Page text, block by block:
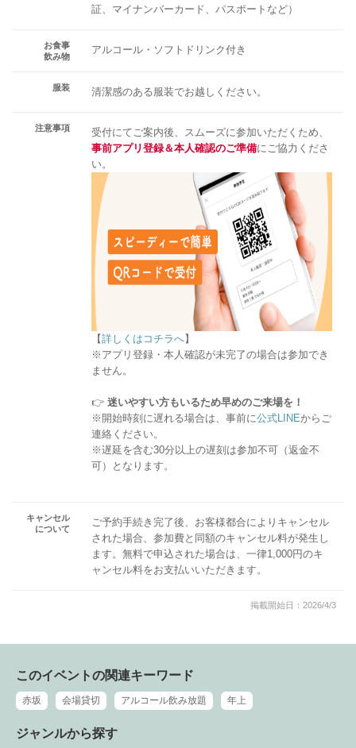
証、マイナンバーカード、パスポートなど）
お食事
飲み物
アルコール・ソフトドリンク付き
服装 清潔感のある服装でお越しください。
注意事項
受付にてご案内後、スムーズに参加いただくため、
事前アプリ登録＆本人確認のご準備にご協力くださ
い。
【詳しくはコチラへ】
※アプリ登録・本人確認が未完了の場合は参加でき
ません。
👉 迷いやすい方もいるため早めのご来場を！
※開始時刻に遅れる場合は、事前に公式LINEからご
連絡ください。
※遅延を含む30分以上の遅刻は参加不可（返金不
可）となります。
キャンセル
について
ご予約手続き完了後、お客様都合によりキャンセル
された場合、参加費と同額のキャンセル料が発生し
ます。無料で申込された場合は、一律1,000円のキ
ャンセル料をお支払いいただきます。
掲載開始日：2026/4/3
このイベントの関連キーワード
赤坂 会場貸切 アルコール飲み放題 年上
ジャンルから探す